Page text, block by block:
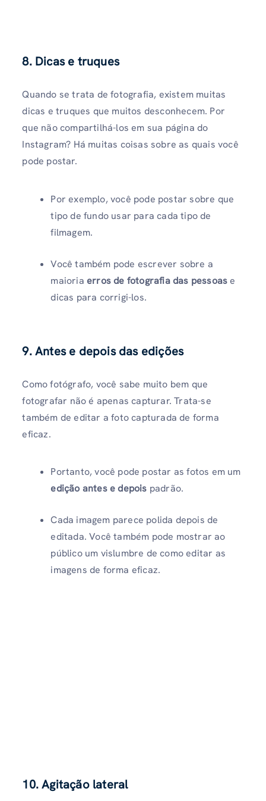
8. Dicas e truques
Quando se trata de fotografia, existem muitas
dicas e truques que muitos desconhecem. Por
que não compartilhá-los em sua página do
Instagram? Há muitas coisas sobre as quais você
pode postar.
Por exemplo, você pode postar sobre que
tipo de fundo usar para cada tipo de
filmagem.
Você também pode escrever sobre a
maioria erros de fotografia das pessoase
dicas para corrigi-los.
9. Antes e depois das edições
Como fotógrafo, você sabe muito bem que
fotografar não é apenas capturar. Trata-se
também de editar a foto capturada de forma
eficaz.
Portanto, você pode postar as fotos em um
edição antes e depois padrão.
Cada imagem parece polida depois de
editada. Você também pode mostrar ao
público um vislumbre de como editar as
imagens de forma eficaz.
10. Agitação lateral